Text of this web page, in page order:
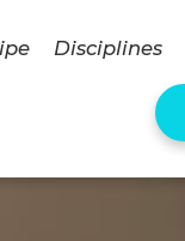
Disciplines